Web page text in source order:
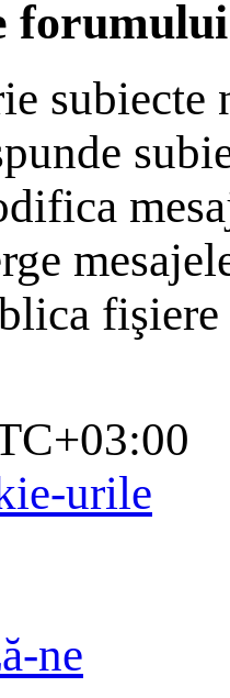
forumului
subiecte
fişiere
urile
ne